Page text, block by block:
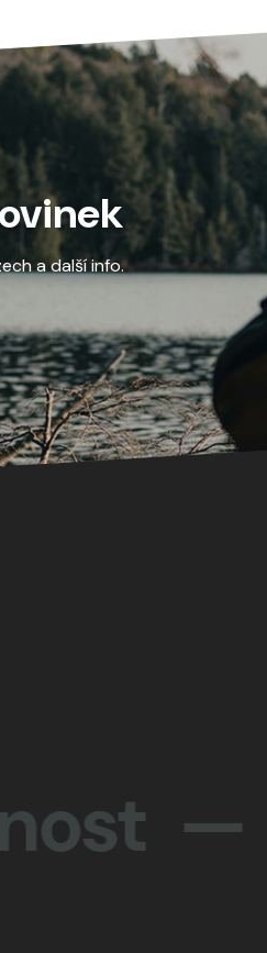
a další info.
—